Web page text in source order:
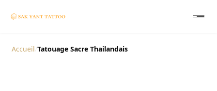
Accueil Tatouage Sacre Thailandais